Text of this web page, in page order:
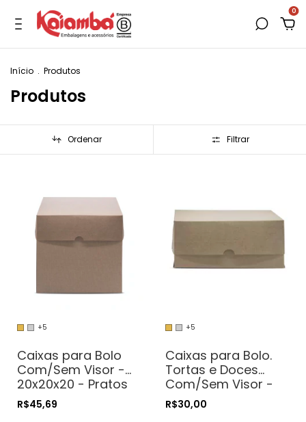
0
Início . Produtos
Produtos
Ordenar Filtrar
+5
Caixas para Bolo
Com/Sem Visor -
20x20x20 - Pratos
de até 19cm
R$45,69
+5
Caixas para Bolo.
Tortas e Doces
Com/Sem Visor -
20x20x8 - Pratos de
até 19cm
R$30,00